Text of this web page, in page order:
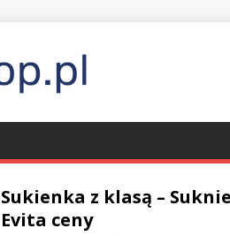
Sukienka z klasą –
Evita ceny